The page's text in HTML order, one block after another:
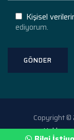
Kişisel
ediyorum.
Copyright ©